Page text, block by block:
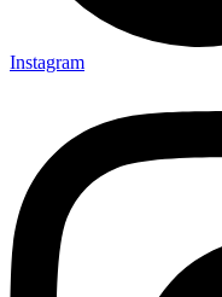
Instagram